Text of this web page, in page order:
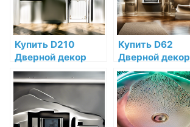
Купить D210
Дверной декор
Orac Decor
Полиуретан по
низкой цене в
интернет-
магазине
Купить D62
Дверной декор
Orac Decor
Полиуретан по
низкой цене в
интернет-
магазине